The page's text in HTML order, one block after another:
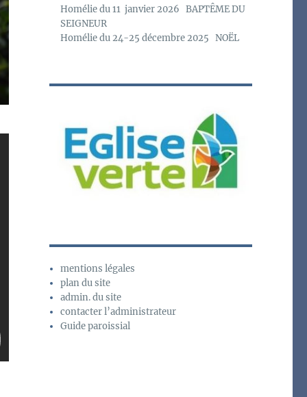
Homélie du 11 janvier 2026 BAPTÊME DU
SEIGNEUR
Homélie du 24-25 décembre 2025 NOËL
mentions légales
plan du site
admin. du site
contacter l’administrateur
Guide paroissial